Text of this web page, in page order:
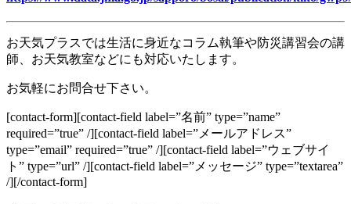
お天気プラスでは生活に身近なコラム執筆や防災講習会の講
師、お天気教室などにも対応いたします。
お気軽にお問合せ下さい。
[contact-form][contact-field label=”名前” type=”name”
required=”true” /][contact-field label=”メールアドレス”
type=”email” required=”true” /][contact-field label=”ウェブサイ
ト” type=”url” /][contact-field label=”メッセージ” type=”textarea”
/][/contact-form]